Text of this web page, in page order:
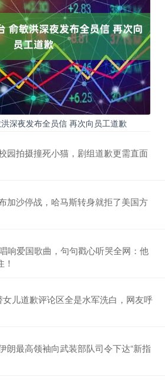
深夜发布全员信 再次向员工道歉
园拍摄撞死小猫，剧组道歉更需直面
加沙停战，哈马斯转身就拒了美国方
响爱国歌曲，句句戳心听哭全网：他
儿道歉评论区全是水军洗白，网友呼
朗最高领袖向武装部队司令下达“新指